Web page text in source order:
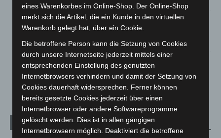
Hannover: Polizei stoppt 166 Trunkenheitsfahrten bei
Großkontrolle
2. August 2026
Hannover Klassik Open Air 2026: Französische Oper im
Maschpark
Kategorien
eines Warenkorbes im Online-Shop. Der Online-Shop
merkt sich die Artikel, die ein Kunde in den virtuellen
Warenkorb gelegt hat, über ein Cookie.
Die betroffene Person kann die Setzung von Cookies
durch unsere Internetseite jederzeit mittels einer
entsprechenden Einstellung des genutzten
Internetbrowsers verhindern und damit der Setzung von
Cookies dauerhaft widersprechen. Ferner können
bereits gesetzte Cookies jederzeit über einen
Internetbrowser oder andere Softwareprogramme
gelöscht werden. Dies ist in allen gängigen
Internetbrowsern möglich. Deaktiviert die betroffene